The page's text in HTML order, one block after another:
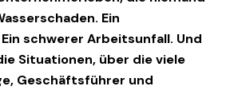
Ein
schwerer Arbeitsunfall. Und
Situationen, über die viele
Geschäftsführer und